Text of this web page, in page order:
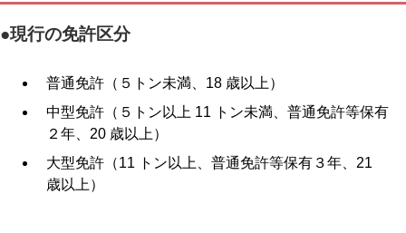
●現行の免許区分
普通免許（５トン未満、18 歳以上）
中型免許（５トン以上 11 トン未満、普通免許等保有
２年、20 歳以上）
大型免許（11 トン以上、普通免許等保有３年、21
歳以上）